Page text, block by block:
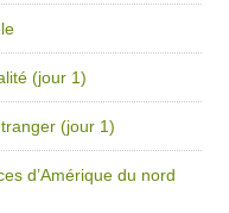
(jour 1)
(jour 1)
d’Amérique du nord